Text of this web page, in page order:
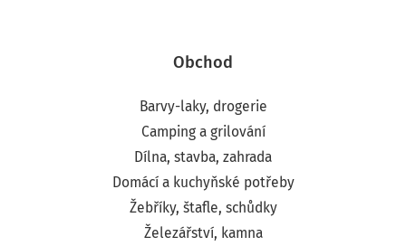
Obchod
Barvy-laky, drogerie
Camping a grilování
Dílna, stavba, zahrada
Domácí a kuchyňské potřeby
Žebříky, štafle, schůdky
Železářství, kamna